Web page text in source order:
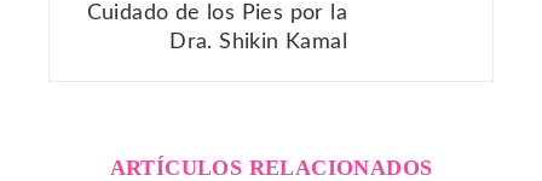
Cuidado de los Pies por la
Dra. Shikin Kamal
ARTÍCULOS RELACIONADOS